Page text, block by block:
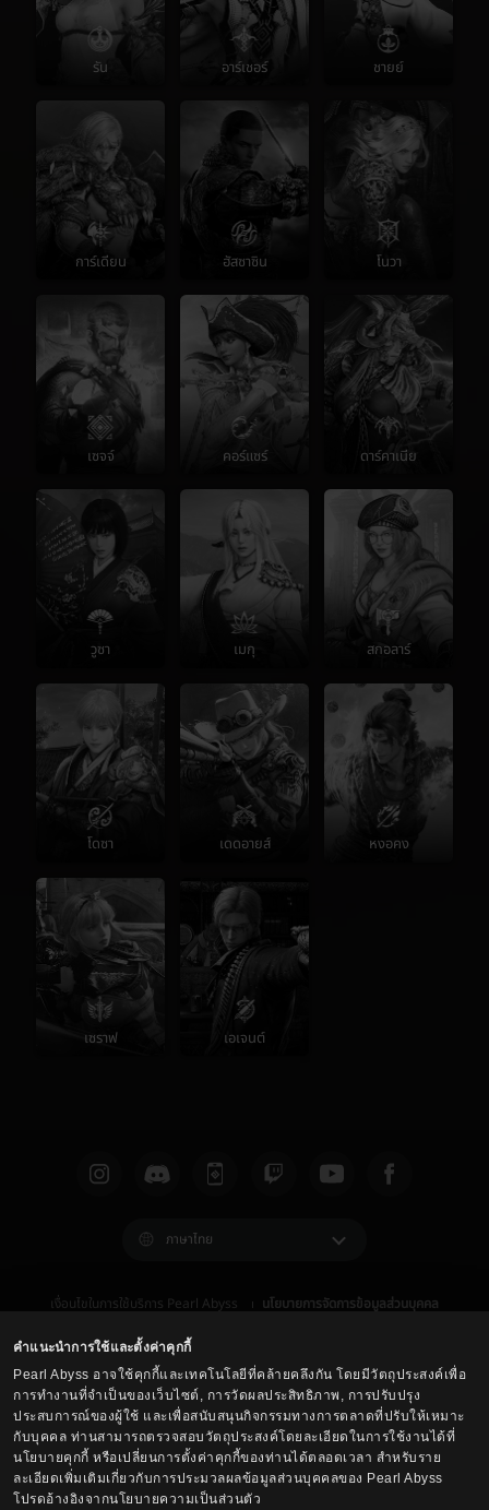
คำแนะนำการใช้และตั้งค่าคุกกี้
Pearl Abyss อาจใช้คุกกี้และเทคโนโลยีที่คล้ายคลึงกัน โดยมีวัตถุประสงค์เพื่อ
การทำงานที่จำเป็นของเว็บไซต์, การวัดผลประสิทธิภาพ, การปรับปรุง
ประสบการณ์ของผู้ใช้ และเพื่อสนับสนุนกิจกรรมทางการตลาดที่ปรับให้เหมาะ
กับบุคคล ท่านสามารถตรวจสอบวัตถุประสงค์โดยละเอียดในการใช้งานได้ที่
นโยบายคุกกี้ หรือเปลี่ยนการตั้งค่าคุกกี้ของท่านได้ตลอดเวลา สำหรับราย
ละเอียดเพิ่มเติมเกี่ยวกับการประมวลผลข้อมูลส่วนบุคคลของ Pearl Abyss
โปรดอ้างอิงจากนโยบายความเป็นส่วนตัว
รัน อาร์เชอร์ ชายย์
การ์เดียน ฮัสซาซิน โนวา
เซจจ์ คอร์แซร์ ดาร์คาเนีย
วูซา เมกุ สกอลาร์
โดซา เดดอายส์ หงอคง
เซราฟ เอเจนต์
ภาษาไทย
เงื่อนไขในการใช้บริการ Pearl Abyss
นโยบายการจัดการข้อมูลส่วนบุคคล
ตัวเลือกการปกป้องข้อมูลส่วนบุคคล